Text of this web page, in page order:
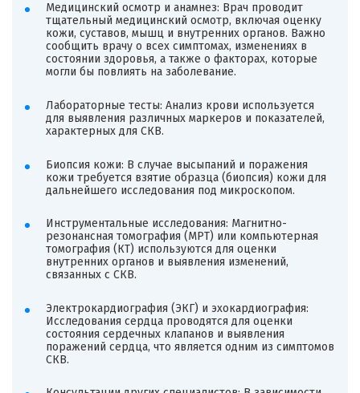
Медицинский осмотр и анамнез: Врач проводит
тщательный медицинский осмотр, включая оценку
кожи, суставов, мышц и внутренних органов. Важно
сообщить врачу о всех симптомах, изменениях в
состоянии здоровья, а также о факторах, которые
могли бы повлиять на заболевание.
Лабораторные тесты: Анализ крови используется
для выявления различных маркеров и показателей,
характерных для СКВ.
Биопсия кожи: В случае высыпаний и поражения
кожи требуется взятие образца (биопсия) кожи для
дальнейшего исследования под микроскопом.
Инструментальные исследования: Магнитно-
резонансная томография (МРТ) или компьютерная
томография (КТ) используются для оценки
внутренних органов и выявления изменений,
связанных с СКВ.
Электрокардиография (ЭКГ) и эхокардиография:
Исследования сердца проводятся для оценки
состояния сердечных клапанов и выявления
поражений сердца, что является одним из симптомов
СКВ.